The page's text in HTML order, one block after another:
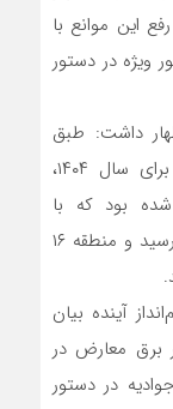
این موانع با
ویژه در دستور
داشت: طبق
برنامه ابلاغی سازمان نوسازی شهر تهران برای سال ۱۴۰۴،
شده بود که با
پیگیری‌های مستمر، این تعداد به ۷۰ اصله رسید و منطقه ۱۶
چشم‌انداز آینده بیان
جابجایی ۹۰ اصله تیر برق معارض در
در دستور